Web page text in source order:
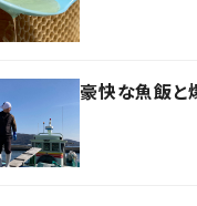
豪快な魚飯と